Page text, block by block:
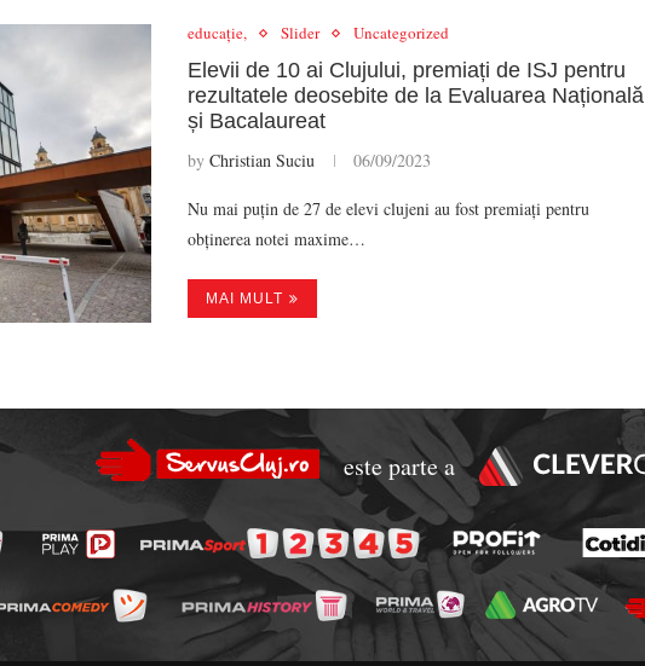
educație, Slider Uncategorized
Elevii de 10 ai Clujului, premiați de ISJ pentru
rezultatele deosebite de la Evaluarea Națională
și Bacalaureat
by Christian Suciu 06/09/2023
Nu mai puțin de 27 de elevi clujeni au fost premiați pentru
obținerea notei maxime…
MAI MULT
este parte a